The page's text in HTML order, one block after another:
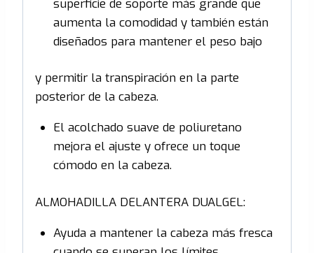
superficie de soporte más grande que
aumenta la comodidad y también están
diseñados para mantener el peso bajo
y permitir la transpiración en la parte
posterior de la cabeza.
El acolchado suave de poliuretano
mejora el ajuste y ofrece un toque
cómodo en la cabeza.
ALMOHADILLA DELANTERA DUALGEL:
Ayuda a mantener la cabeza más fresca